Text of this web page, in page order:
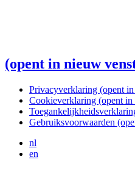
(opent in nieuw
Privacyverklaring (opent
Cookieverklaring (opent in
Gebruiksvoorwaarden
nl
en